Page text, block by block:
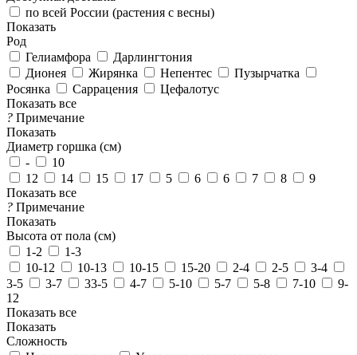
по всей России (растения с весны)
Показать
Род
Гелиамфора
Дарлингтония
Дионея
Жирянка Непентес
Пузырчатка
Росянка
Саррацения
Цефалотус
Показать все
? Примечание
Показать
Диаметр горшка (см)
-
10
12
14 15 17 5 6 6 7 8
9
Показать все
? Примечание
Показать
Высота от пола (см)
1-2
1-3
10-12
10-13 10-15 15-20 2-4 2-5
3-4
3-5
3-7 33-5 4-7 5-10 5-7 5-8 7-10
9-
12
Показать все
Показать
Сложность